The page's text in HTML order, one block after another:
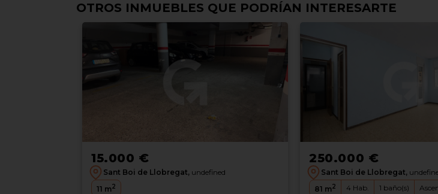
OTROS INMUEBLES QUE PODRÍAN INTERESARTE
15.000 €
Sant Boi de Llobregat, undefined
11 m2
250.000 €
Sant Boi de Llobregat,
81 m2 4 Hab. 1 baño(s)